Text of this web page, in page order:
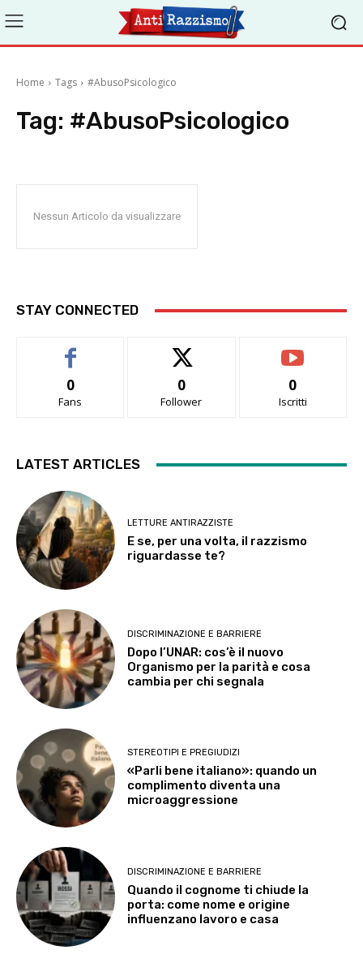
Home Tags #AbusoPsicologico
Tag: #AbusoPsicologico
Nessun Articolo da visualizzare
STAY CONNECTED
0
Fans
0
Follower
0
Iscritti
LATEST ARTICLES
LETTURE ANTIRAZZISTE
E se, per una volta, il razzismo
riguardasse te?
DISCRIMINAZIONE E BARRIERE
Dopo l’UNAR: cos’è il nuovo
Organismo per la parità e cosa
cambia per chi segnala
STEREOTIPI E PREGIUDIZI
«Parli bene italiano»: quando un
complimento diventa una
microaggressione
DISCRIMINAZIONE E BARRIERE
Quando il cognome ti chiude la
porta: come nome e origine
influenzano lavoro e casa